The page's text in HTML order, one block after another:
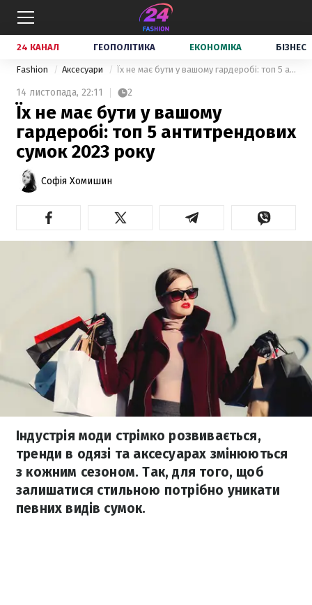
24 КАНАЛ ГЕОПОЛІТИКА ЕКОНОМІКА БІЗНЕС
Fashion Аксесуари Їх не має бути у вашому гардеробі: топ 5 антитрендових сумок 2023 року
14 листопада, 22:11 2
Їх не має бути у вашому
гардеробі: топ 5 антитрендових
сумок 2023 року
Софія Хомишин
Індустрія моди стрімко розвивається,
тренди в одязі та аксесуарах змінюються
з кожним сезоном. Так, для того, щоб
залишатися стильною потрібно уникати
певних видів сумок.